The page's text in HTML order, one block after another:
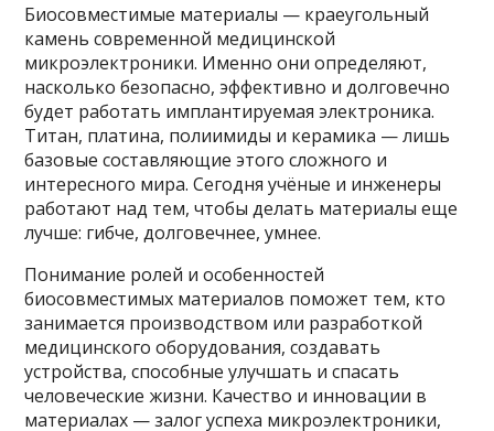
Биосовместимые материалы — краеугольный
камень современной медицинской
микроэлектроники. Именно они определяют,
насколько безопасно, эффективно и долговечно
будет работать имплантируемая электроника.
Титан, платина, полиимиды и керамика — лишь
базовые составляющие этого сложного и
интересного мира. Сегодня учёные и инженеры
работают над тем, чтобы делать материалы еще
лучше: гибче, долговечнее, умнее.
Понимание ролей и особенностей
биосовместимых материалов поможет тем, кто
занимается производством или разработкой
медицинского оборудования, создавать
устройства, способные улучшать и спасать
человеческие жизни. Качество и инновации в
материалах — залог успеха микроэлектроники,